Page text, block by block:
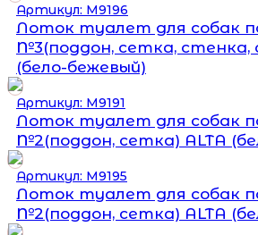
Артикул: М9196
Лоток туалет для собак
№3(поддон, сетка, стенка,
(бело-бежевый)
Артикул: М9191
Лоток туалет для собак
№2(поддон, сетка) ALTA
Артикул: М9195
Лоток туалет для собак
№2(поддон, сетка) ALTA